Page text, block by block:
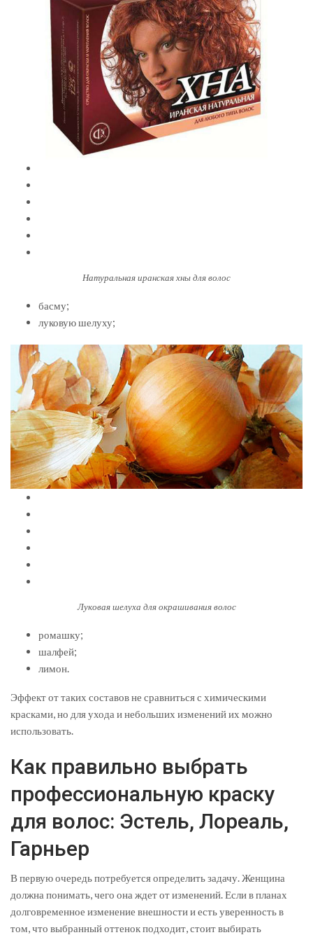
Натуральная иранская хны для волос
басму;
луковую шелуху;
Луковая шелуха для окрашивания волос
ромашку;
шалфей;
лимон.
Эффект от таких составов не сравниться с химическими
красками, но для ухода и небольших изменений их можно
использовать.
Как правильно выбрать
профессиональную краску
для волос: Эстель, Лореаль,
Гарньер
В первую очередь потребуется определить задачу. Женщина
должна понимать, чего она ждет от изменений. Если в планах
долговременное изменение внешности и есть уверенность в
том, что выбранный оттенок подходит, стоит выбирать